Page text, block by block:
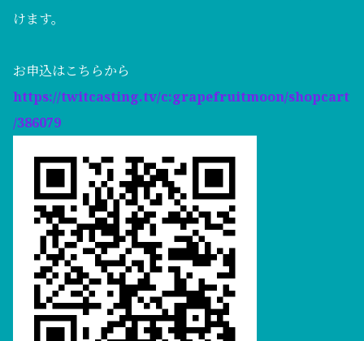
けます。
お申込はこちらから
https://twitcasting.tv/c:grapefruitmoon/shopcart
/386079